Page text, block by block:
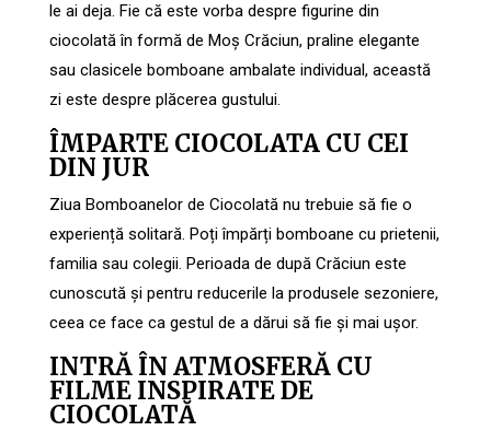
le ai deja. Fie că este vorba despre figurine din
ciocolată în formă de Moș Crăciun, praline elegante
sau clasicele bomboane ambalate individual, această
zi este despre plăcerea gustului.
ÎMPARTE CIOCOLATA CU CEI
DIN JUR
Ziua Bomboanelor de Ciocolată nu trebuie să fie o
experiență solitară. Poți împărți bomboane cu prietenii,
familia sau colegii. Perioada de după Crăciun este
cunoscută și pentru reducerile la produsele sezoniere,
ceea ce face ca gestul de a dărui să fie și mai ușor.
INTRĂ ÎN ATMOSFERĂ CU
FILME INSPIRATE DE
CIOCOLATĂ